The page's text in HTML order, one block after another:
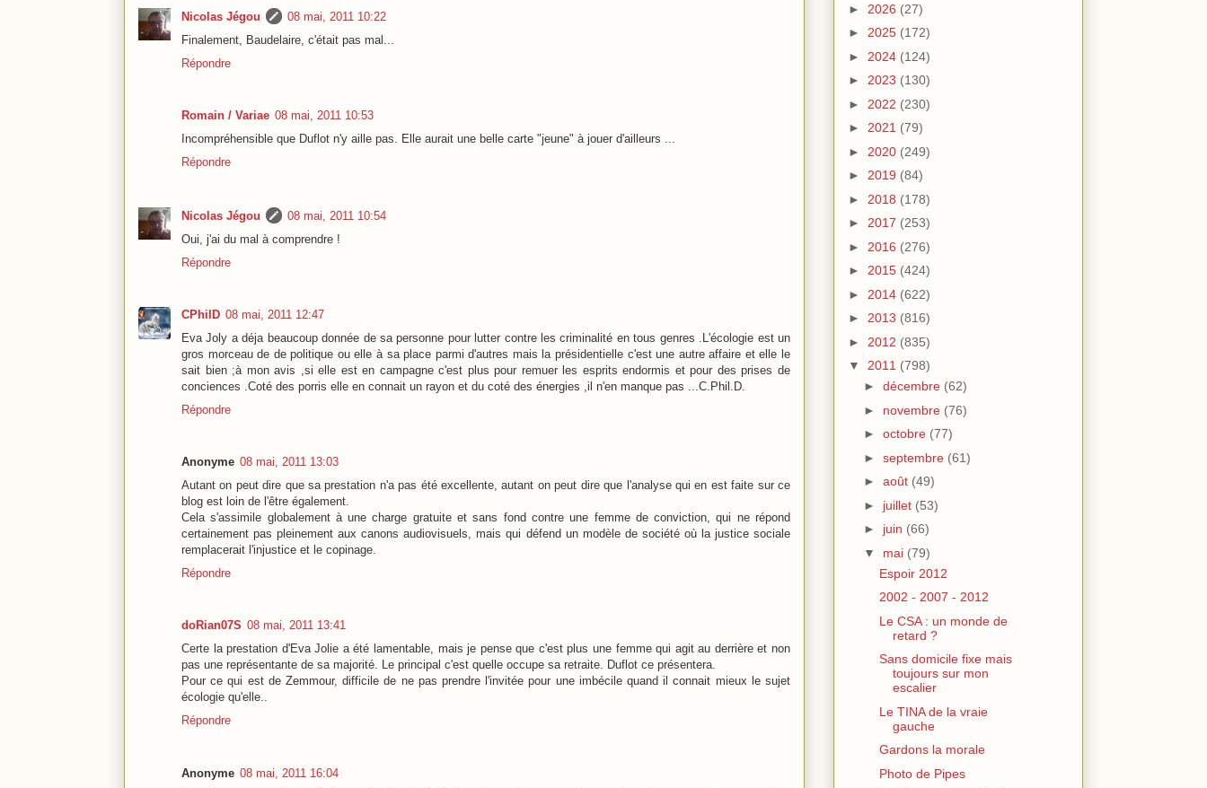
Nicolas Jégou
08 mai, 2011 10:22
Finalement, Baudelaire, c'était pas mal...
Répondre
Romain / Variae 08 mai, 2011 10:53
Incompréhensible que Duflot n'y aille pas. Elle aurait une belle carte "jeune" à jouer d'ailleurs ...
Répondre
Nicolas Jégou
08 mai, 2011 10:54
Oui, j'ai du mal à comprendre !
Répondre
CPhilD 08 mai, 2011 12:47
Eva Joly a déja beaucoup donnée de sa personne pour lutter contre les criminalité en tous genres .L'écologie est un
gros morceau de de politique ou elle à sa place parmi d'autres mais la présidentielle c'est une autre affaire et elle le
sait bien ;à mon avis ,si elle est en campagne c'est plus pour remuer les esprits endormis et pour des prises de
conciences .Coté des porris elle en connait un rayon et du coté des énergies ,il n'en manque pas ...C.Phil.D.
Répondre
Anonyme 08 mai, 2011 13:03
Autant on peut dire que sa prestation n'a pas été excellente, autant on peut dire que l'analyse qui en est faite sur ce
blog est loin de l'être également.
Cela s'assimile globalement à une charge gratuite et sans fond contre une femme de conviction, qui ne répond
certainement pas pleinement aux canons audiovisuels, mais qui défend un modèle de société où la justice sociale
remplacerait l'injustice et le copinage.
Répondre
doRian07S 08 mai, 2011 13:41
Certe la prestation d'Eva Jolie a été lamentable, mais je pense que c'est plus une femme qui agit au derrière et non
pas une représentante de sa majorité. Le principal c'est quelle occupe sa retraite. Duflot ce présentera.
Pour ce qui est de Zemmour, difficile de ne pas prendre l'invitée pour une imbécile quand il connait mieux le sujet
écologie qu'elle..
Répondre
Anonyme 08 mai, 2011 16:04
► 2026 (27)
► 2025 (172)
► 2024 (124)
► 2023 (130)
► 2022 (230)
► 2021 (79)
► 2020 (249)
► 2019 (84)
► 2018 (178)
► 2017 (253)
► 2016 (276)
► 2015 (424)
► 2014 (622)
► 2013 (816)
► 2012 (835)
▼ 2011 (798)
► décembre (62)
► novembre (76)
► octobre (77)
► septembre (61)
► août (49)
► juillet (53)
► juin (66)
▼ mai (79)
Espoir 2012
2002 - 2007 - 2012
Le CSA : un monde de
retard ?
Sans domicile fixe mais
toujours sur mon
escalier
Le TINA de la vraie
gauche
Gardons la morale
Photo de Pipes